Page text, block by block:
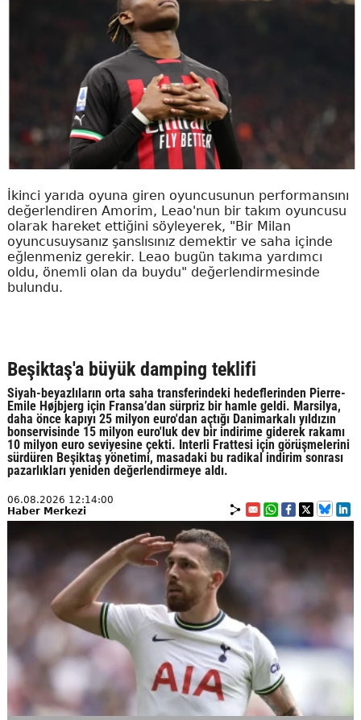
İkinci yarıda oyuna giren oyuncusunun performansını
değerlendiren Amorim, Leao'nun bir takım oyuncusu
olarak hareket ettiğini söyleyerek, "Bir Milan
oyuncusuysanız şanslısınız demektir ve saha içinde
eğlenmeniz gerekir. Leao bugün takıma yardımcı
oldu, önemli olan da buydu" değerlendirmesinde
bulundu.
Beşiktaş'a büyük damping teklifi
Siyah-beyazlıların orta saha transferindeki hedeflerinden Pierre-
Emile Højbjerg için Fransa’dan sürpriz bir hamle geldi. Marsilya,
daha önce kapıyı 25 milyon euro'dan açtığı Danimarkalı yıldızın
bonservisinde 15 milyon euro'luk dev bir indirime giderek rakamı
10 milyon euro seviyesine çekti. Interli Frattesi için görüşmelerini
sürdüren Beşiktaş yönetimi, masadaki bu radikal indirim sonrası
pazarlıkları yeniden değerlendirmeye aldı.
06.08.2026 12:14:00
Haber Merkezi